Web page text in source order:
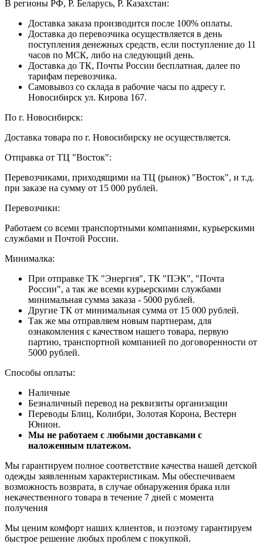
В регионы РФ, Р. Беларусь, Р. Казахстан:
Доставка заказа производится после 100% оплаты.
Доставка до перевозчика осуществляется в день
поступления денежных средств, если поступление до 11
часов по МСК, либо на следующий день.
Доставка до ТК, Почты России бесплатная, далее по
тарифам перевозчика.
Самовывоз со склада в рабочие часы по адресу г.
Новосибирск ул. Кирова 167.
По г. Новосибирск:
Доставка товара по г. Новосибирску не осуществляется.
Отправка от ТЦ "Восток":
Перевозчиками, приходящими на ТЦ (рынок) "Восток", и т.д.
при заказе на сумму от 15 000 рублей.
Перевозчики:
Работаем со всеми транспортными компаниями, курьерскими
службами и Почтой России.
Минималка:
При отправке ТК "Энергия", ТК "ПЭК", "Почта
России", а так же всеми курьерскими службами
минимальная сумма заказа - 5000 рублей.
Другие ТК от минимальная сумма от 15 000 рублей.
Так же мы отправляем новым партнерам, для
ознакомления с качеством нашего товара, первую
партию, транспортной компанией по договоренности от
5000 рублей.
Способы оплаты:
Наличные
Безналичный перевод на реквизиты организации
Переводы Блиц, Колибри, Золотая Корона, Вестерн
Юнион.
Мы не работаем с любыми доставками с
наложенным платежом.
Мы гарантируем полное соответствие качества нашей детской
одежды заявленным характеристикам. Мы обеспечиваем
возможность возврата, в случае обнаружения брака или
некачественного товара в течение 7 дней с момента
получения
Мы ценим комфорт наших клиентов, и поэтому гарантируем
быстрое решение любых проблем с покупкой.